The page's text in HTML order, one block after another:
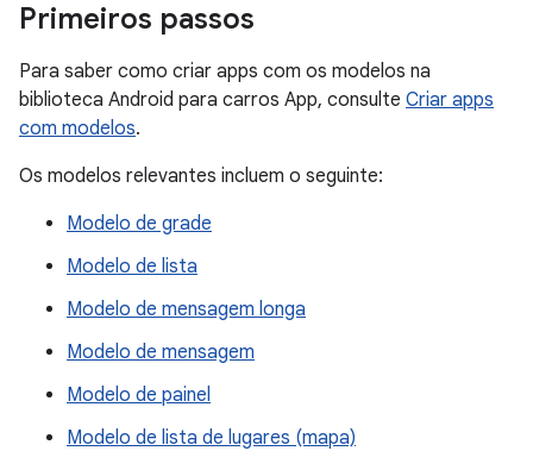
Primeiros passos
Para saber como criar apps com os modelos na
biblioteca Android para carros App, consulte Criar apps
com modelos.
Os modelos relevantes incluem o seguinte:
Modelo de grade
Modelo de lista
Modelo de mensagem longa
Modelo de mensagem
Modelo de painel
Modelo de lista de lugares (mapa)